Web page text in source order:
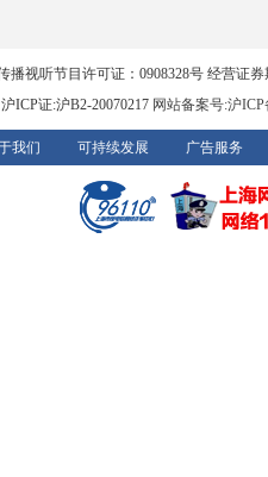
播视听节目许可证：0908328号 经营证
沪ICP证:沪B2-20070217 网站备案号:沪
我们 可持续发展 广告服务